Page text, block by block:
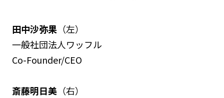
田中沙弥果（左）
一般社団法人ワッフル
Co-Founder/CEO
斎藤明日美（右）